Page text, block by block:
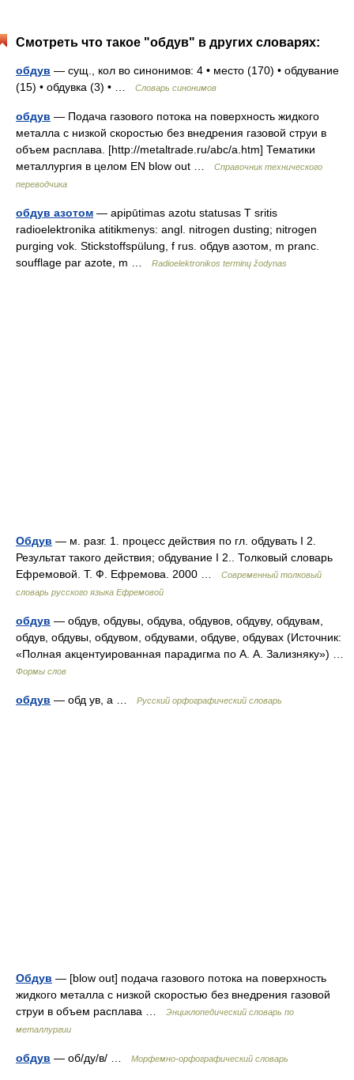
Смотреть что такое "обдув" в других словарях:
обдув — сущ., кол во синонимов: 4 • место (170) • обдувание
(15) • обдувка (3) • …
Словарь синонимов
обдув — Подача газового потока на поверхность жидкого
металла с низкой скоростью без внедрения газовой струи в
объем расплава. [http://metaltrade.ru/abc/a.htm] Тематики
металлургия в целом EN blow out …
Справочник технического
переводчика
обдув азотом — apipūtimas azotu statusas T sritis
radioelektronika atitikmenys: angl. nitrogen dusting; nitrogen
purging vok. Stickstoffspülung, f rus. обдув азотом, m pranc.
soufflage par azote, m …
Radioelektronikos terminų žodynas
Обдув — м. разг. 1. процесс действия по гл. обдувать I 2.
Результат такого действия; обдувание I 2.. Толковый словарь
Ефремовой. Т. Ф. Ефремова. 2000 …
Современный толковый
словарь русского языка Ефремовой
обдув — обдув, обдувы, обдува, обдувов, обдуву, обдувам,
обдув, обдувы, обдувом, обдувами, обдуве, обдувах (Источник:
«Полная акцентуированная парадигма по А. А. Зализняку») …
Формы слов
обдув — обд ув, а … Русский орфографический словарь
Обдув — [blow out] подача газового потока на поверхность
жидкого металла с низкой скоростью без внедрения газовой
струи в объем расплава …
Энциклопедический словарь по
металлургии
обдув — об/ду/в/ … Морфемно-орфографический словарь